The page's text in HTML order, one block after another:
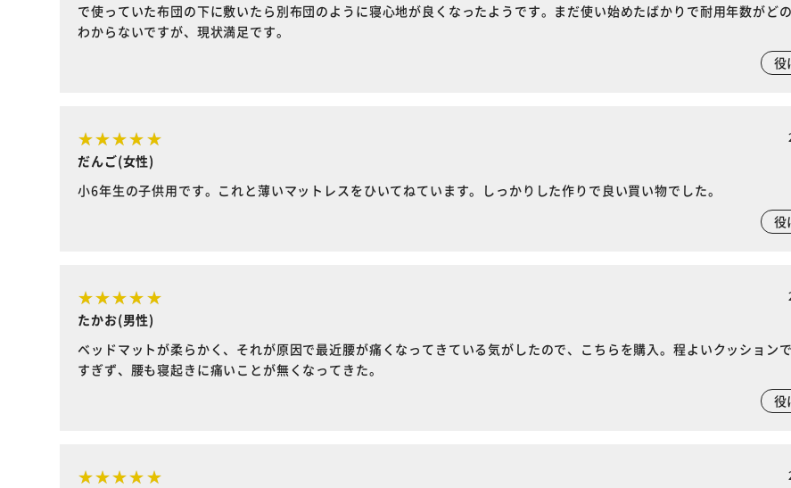
で使っていた布団の下に敷いたら別布団のように寝心地が良くなったようです。まだ使い始めたばかりで耐用年数がど
わからないですが、現状満足です。
役
だんご(女性)
小6年生の子供用です。これと薄いマットレスをひいてねています。しっかりした作りで良い買い物でした。
役
たかお(男性)
ベッドマットが柔らかく、それが原因で最近腰が痛くなってきている気がしたので、こちらを購入。程よいクッション
すぎず、腰も寝起きに痛いことが無くなってきた。
役
※ご確認ください